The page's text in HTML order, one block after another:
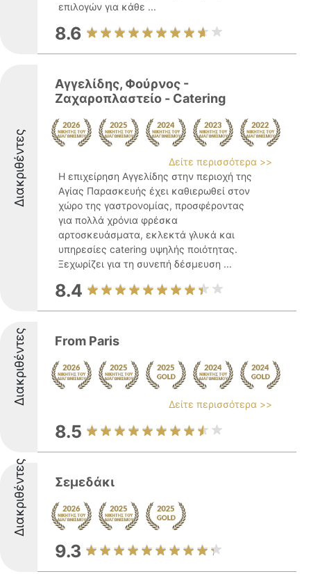
επιλογών για κάθε ...
8.6
Διακριθέντες
Αγγελίδης, Φούρνος -
Ζαχαροπλαστείο - Catering
Δείτε περισσότερα >>
Η επιχείρηση Αγγελίδης στην περιοχή της
Αγίας Παρασκευής έχει καθιερωθεί στον
χώρο της γαστρονομίας, προσφέροντας
για πολλά χρόνια φρέσκα
αρτοσκευάσματα, εκλεκτά γλυκά και
υπηρεσίες catering υψηλής ποιότητας.
Ξεχωρίζει για τη συνεπή δέσμευση ...
8.4
Διακριθέντες From Paris
Δείτε περισσότερα >>
8.5
Διακριθέντες Σεμεδάκι
9.3